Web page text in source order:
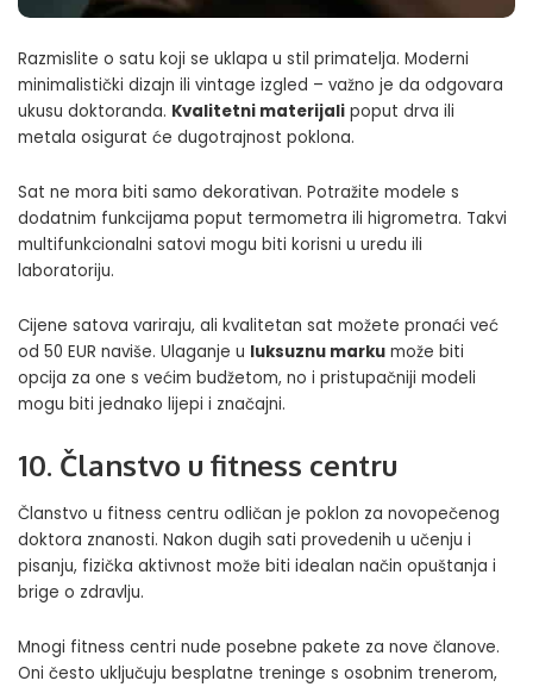
Razmislite o satu koji se uklapa u stil primatelja. Moderni
minimalistički dizajn ili vintage izgled – važno je da odgovara
ukusu doktoranda. Kvalitetni materijali poput drva ili
metala osigurat će dugotrajnost poklona.
Sat ne mora biti samo dekorativan. Potražite modele s
dodatnim funkcijama poput termometra ili higrometra. Takvi
multifunkcionalni satovi mogu biti korisni u uredu ili
laboratoriju.
Cijene satova variraju, ali kvalitetan sat možete pronaći već
od 50 EUR naviše. Ulaganje u luksuznu marku može biti
opcija za one s većim budžetom, no i pristupačniji modeli
mogu biti jednako lijepi i značajni.
10. Članstvo u fitness centru
Članstvo u fitness centru odličan je poklon za novopečenog
doktora znanosti. Nakon dugih sati provedenih u učenju i
pisanju, fizička aktivnost može biti idealan način opuštanja i
brige o zdravlju.
Mnogi fitness centri nude posebne pakete za nove članove.
Oni često uključuju besplatne treninge s osobnim trenerom,